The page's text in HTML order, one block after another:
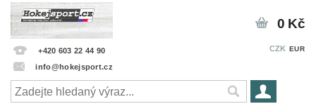
+420 603 22 44 90
info@hokejsport.cz
CZK EUR
0 Kč